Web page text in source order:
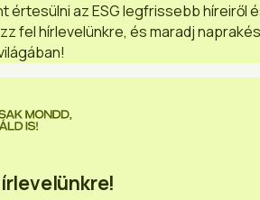
értesülni az ESG legfrissebb híreiről
fel hírlevelünkre, és maradj